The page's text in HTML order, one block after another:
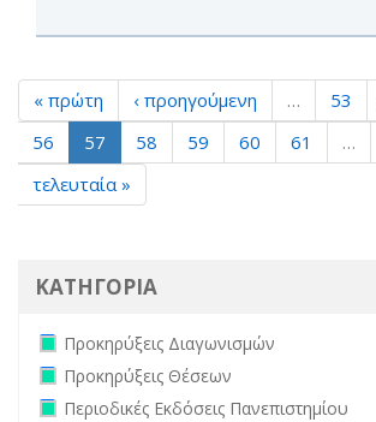
« πρώτη ‹ προηγούμενη … 53
56
57 58 59 60 61 …
τελευταία »
ΚΑΤΗΓΟΡΙΑ
Remove Προκηρύξεις Διαγωνισμών
Προκηρύξεις Διαγωνισμών
Remove Προκηρύξεις Θέσεων filter
Προκηρύξεις Θέσεων
Remove Περιοδικές Εκδόσεις
Περιοδικές Εκδόσεις Πανεπιστημίου